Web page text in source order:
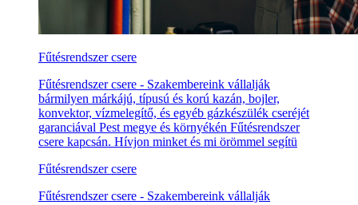
Fűtésrendszer csere
Fűtésrendszer csere - Szakembereink vállalják
bármilyen márkájú, típusú és korú kazán, bojler,
konvektor, vízmelegítő, és egyéb gázkészülék cseréjét
garanciával Pest megye és környékén Fűtésrendszer
csere kapcsán. Hívjon minket és mi örömmel segítü
Fűtésrendszer csere
Fűtésrendszer csere - Szakembereink vállalják